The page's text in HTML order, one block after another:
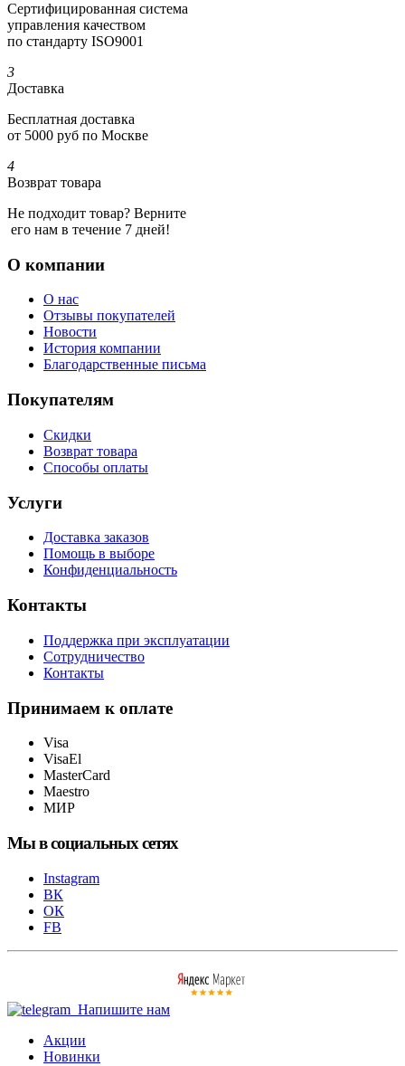
Сертифициро­ванная система
управления качеством
по стандарту ISO9001
3
Доставка
Бесплатная доставка
от 5000 руб по Москве
4
Возврат товара
Не подходит товар? Верните
его нам в течение 7 дней!
О компании
О нас
Отзывы покупателей
Новости
История компании
Благодарственные письма
Покупателям
Скидки
Возврат товара
Способы оплаты
Услуги
Доставка заказов
Помощь в выборе
Конфиденциальность
Контакты
Поддержка при эксплуатации
Сотрудничество
Контакты
Принимаем к оплате
Visa
VisaEl
MasterCard
Maestro
МИР
Мы в социальных сетях
Instagram
ВК
ОК
FB
Напишите нам
Акции
Новинки